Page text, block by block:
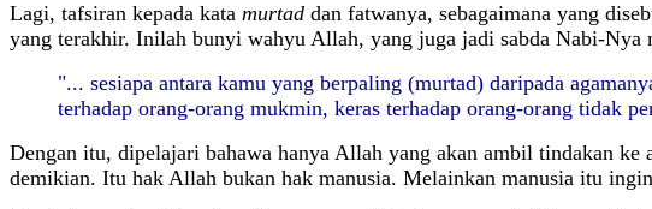
Lagi, tafsiran kepada kata murtad dan fatwanya, sebagaimana yang
yang terakhir. Inilah bunyi wahyu Allah, yang juga jadi sabda Nabi-Nya
"... sesiapa antara kamu yang berpaling (murtad) daripada
terhadap orang-orang mukmin, keras terhadap orang-orang tidak
Dengan itu, dipelajari bahawa hanya Allah yang akan ambil tindakan
demikian. Itu hak Allah bukan hak manusia. Melainkan manusia itu